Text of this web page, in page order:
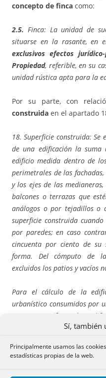
Sí, también
Principalmente usamos las
estadísticas propias de la web.
concepto de finca como:
2.5. Finca: La unidad de
situarse en la rasante, en
exclusivos efectos
Propiedad, referible, en su
unidad rústica apta para la
Por su parte, con
construida en el apartado
18. Superficie construida:Se
de una edificación la
edificio medida dentro de
perimetrales de las
y los ejes de las
balcones o terrazas que
análogos o por tejadillos o
superficie construida
por paredes; en caso
cincuenta por ciento de su
forma. Del cómputo de
excluidos los patios y vacíos
Para el cálculo de la
urbanístico consumidos por
que se certifique la
condiciones establecidas en
podrá incrementarse la
de la forma expuesta en